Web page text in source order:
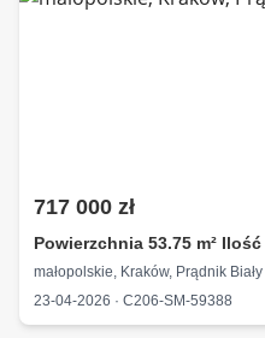
717 000 zł
Powierzchnia 53.75 m²
małopolskie, Kraków, Prądnik Biały
23-04-2026 · C206-SM-59388